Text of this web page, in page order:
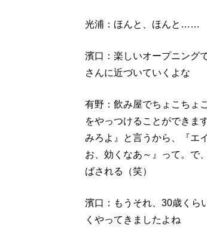
光浦：ほんと、ほんと……
濱口：楽しいオープニング
さんに近づいていくよな
有野：飲み屋でちょこちょ
をやっつけることができま
みろよ』と言うから、『エ
お、効くなあ～』って。で
ばされる（笑）
濱口：もうそれ、30歳くら
くやってきましたよね